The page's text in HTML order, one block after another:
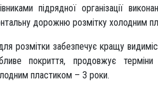
підрядної організації
дорожню розмітку холодним
розмітки забезпечує кращу
покриття, продовжує терміни
холодним пластиком – 3